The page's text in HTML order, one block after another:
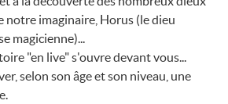
notre imaginaire, Horus (le dieu
magicienne)...
"en live" s'ouvre devant vous...
selon son âge et son niveau, une